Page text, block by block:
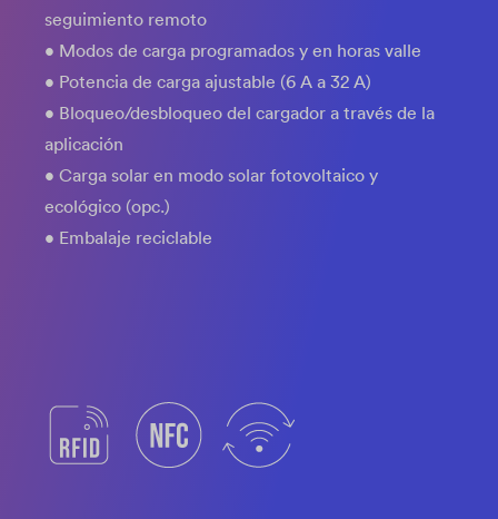
seguimiento remoto
• Modos de carga programados y en horas valle
• Potencia de carga ajustable (6 A a 32 A)
• Bloqueo/desbloqueo del cargador a través de la
aplicación
• Carga solar en modo solar fotovoltaico y
ecológico (opc.)
• Embalaje reciclable